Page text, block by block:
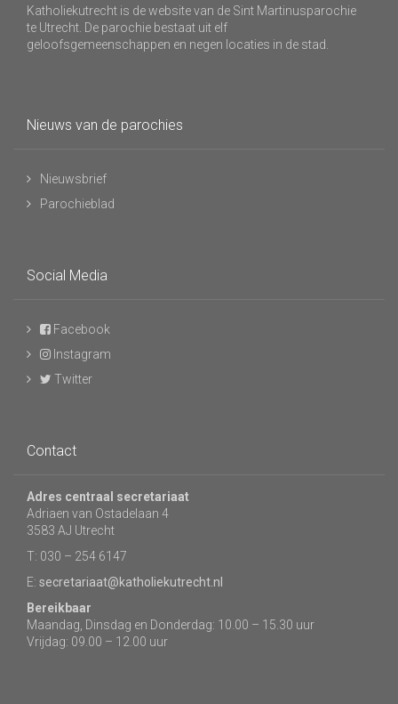
Katholiekutrecht is de website van de Sint Martinusparochie
te Utrecht. De parochie bestaat uit elf
geloofsgemeenschappen en negen locaties in de stad.
Nieuws van de parochies
Nieuwsbrief
Parochieblad
Social Media
Facebook
Instagram
Twitter
Contact
Adres centraal secretariaat
Adriaen van Ostadelaan 4
3583 AJ Utrecht
T: 030 – 254 6147
E: secretariaat@katholiekutrecht.nl
Bereikbaar
Maandag, Dinsdag en Donderdag: 10.00 – 15.30 uur
Vrijdag: 09.00 – 12.00 uur